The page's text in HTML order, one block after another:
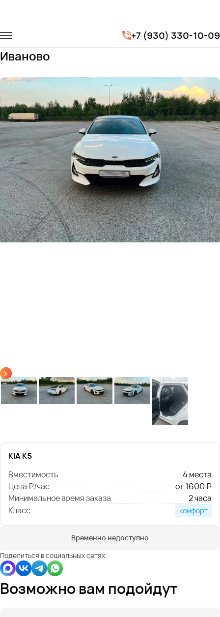
+7 (930) 330-10-09
Легковые автомобили
Заказать KIA K5 с водителем в
Иваново
KIA K5
Вместимость
4 места
Цена ₽/час
от 1600 ₽
Минимальное время заказа
2 часа
Класс
комфорт
Временно недоступно
Поделиться в социальных сетях:
Возможно вам подойдут